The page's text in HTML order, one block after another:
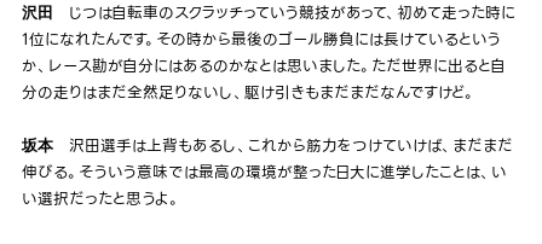
沢田
じつは自転車のスクラッチっていう競技があって、初めて走った時に
1位になれたんです。その時から最後のゴール勝負には長けているという
か、レース勘が自分にはあるのかなとは思いました。ただ世界に出ると自
分の走りはまだ全然足りないし、駆け引きもまだまだなんですけど。
坂本沢田選手は上背もあるし、これから筋力をつけていけば、まだまだ
伸びる。そういう意味では最高の環境が整った日大に進学したことは、い
い選択だったと思うよ。